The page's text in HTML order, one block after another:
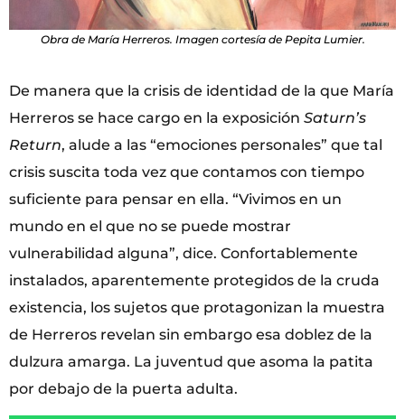
Obra de María Herreros. Imagen cortesía de Pepita Lumier.
De manera que la crisis de identidad de la que María
Herreros se hace cargo en la exposición Saturn’s
Return, alude a las “emociones personales” que tal
crisis suscita toda vez que contamos con tiempo
suficiente para pensar en ella. “Vivimos en un
mundo en el que no se puede mostrar
vulnerabilidad alguna”, dice. Confortablemente
instalados, aparentemente protegidos de la cruda
existencia, los sujetos que protagonizan la muestra
de Herreros revelan sin embargo esa doblez de la
dulzura amarga. La juventud que asoma la patita
por debajo de la puerta adulta.